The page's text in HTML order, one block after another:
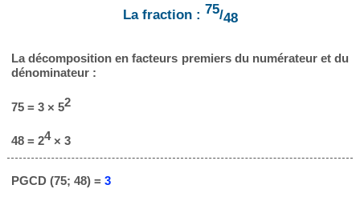
La fraction : 75/48
La décomposition en facteurs premiers du numérateur et du
dénominateur :
75 = 3 × 52
48 = 24× 3
PGCD (75; 48) = 3